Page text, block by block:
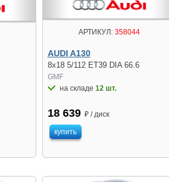
АРТИКУЛ: 358044
AUDI A130
8x18 5/112 ET39 DIA 66.6
GMF
на складе 12 шт.
18 639 ₽ / диск
купить